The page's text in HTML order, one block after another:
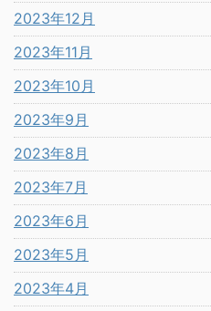
2023年12月
2023年11月
2023年10月
2023年9月
2023年8月
2023年7月
2023年6月
2023年5月
2023年4月